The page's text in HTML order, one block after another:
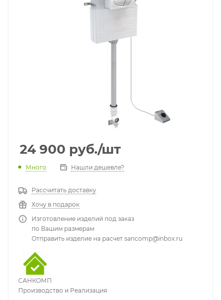
24 900 руб./шт
Много Нашли дешевле?
Рассчитать доставку
Хочу в подарок
Изготовление изделий под заказ
по Вашим размерам
Отправить изделие на расчет sancomp@inbox.ru
САНКОМП
Производство и Реализация